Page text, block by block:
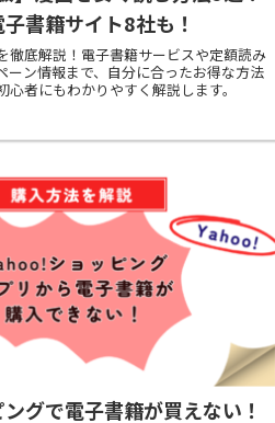
書籍サイト8社も！
徹底解説！電子書籍サービスや定額読み
ーン情報まで、自分に合ったお得な方法
者にもわかりやすく解説します。
グで電子書籍が買えない！